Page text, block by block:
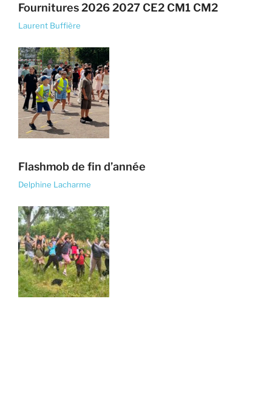
Fournitures 2026 2027 CE2 CM1 CM2
Laurent Buffière
Flashmob de fin d’année
Delphine Lacharme